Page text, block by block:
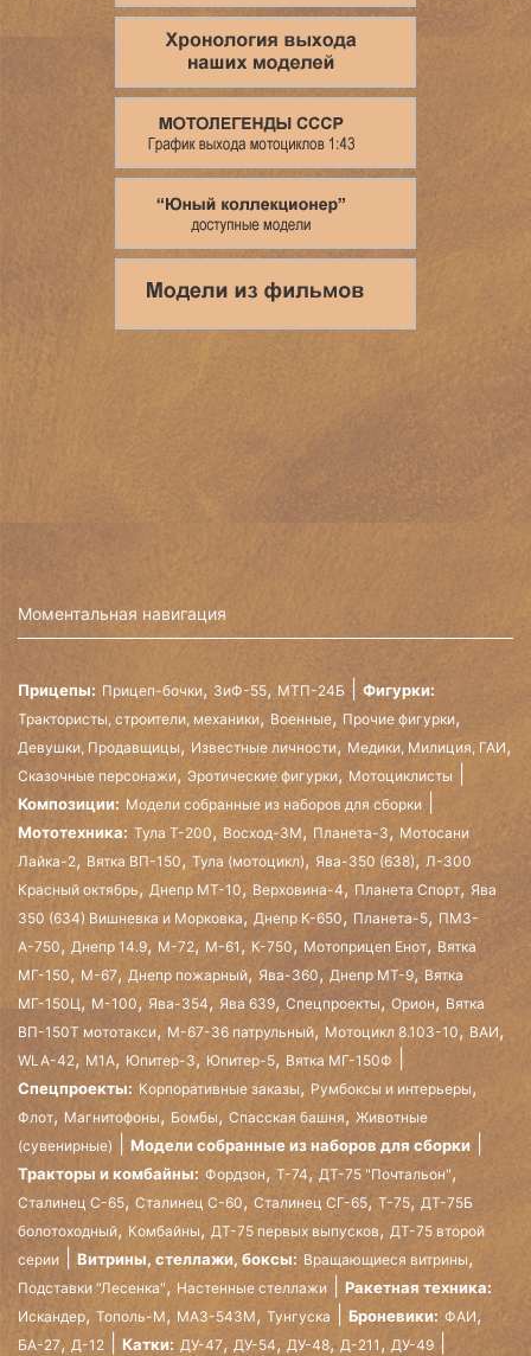
Моментальная навигация
Прицепы: Прицеп-бочки, ЗиФ-55, МТП-24Б Фигурки:
Трактористы, строители, механики, Военные,Прочие фигурки,
Девушки, Продавщицы, Известные личности, Медики, Милиция, ГАИ,
Сказочные персонажи, Эротические фигурки, Мотоциклисты
Композиции: Модели собранные из наборов для сборки
Мототехника: Тула Т-200, Восход-3М, Планета-3, Мотосани
Лайка-2, Вятка ВП-150, Тула (мотоцикл), Ява-350 (638), Л-300
Красный октябрь, Днепр МТ-10, Верховина-4,Планета Спорт, Ява
350 (634) Вишневка и Морковка, Днепр К-650, Планета-5, ПМЗ-
А-750, Днепр 14.9, М-72, М-61 , К-750, Мотоприцеп Енот, Вятка
МГ-150, М-67, Днепр пожарный, Ява-360, Днепр МТ-9,Вятка
МГ-150Ц, М-100, Ява-354, Ява 639, Спецпроекты, Орион, Вятка
ВП-150Т мототакси, М-67-36 патрульный, Мотоцикл 8.103-10, ВАИ,
WLA-42, М1А, Юпитер-3, Юпитер-5, Вятка МГ-150Ф
Спецпроекты: Корпоративные заказы, Румбоксы и интерьеры,
Флот, Магнитофоны, Бомбы, Спасская башня, Животные
(сувенирные)
Модели собранные из наборов для сборки
Тракторы и комбайны: Фордзон, Т-74,ДТ-75 "Почтальон",
Сталинец С-65, Сталинец С-60, Сталинец СГ-65,Т-75, ДТ-75Б
болотоходный, Комбайны, ДТ-75 первых выпусков, ДТ-75 второй
серии
Витрины, стеллажи, боксы: Вращающиеся витрины,
Подставки "Лесенка", Настенные стеллажи Ракетная техника:
Искандер, Тополь-М, МАЗ-543М, Тунгуска Броневики: ФАИ,
БА-27, Д-12 Катки: ДУ-47, ДУ-54, ДУ-48, Д-211 , ДУ-49